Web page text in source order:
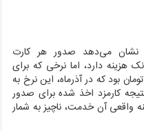
صورت گرفته در سال ۹۷ نشان می‌دهد صدور هر کارت
برای بانک هزینه دارد، اما نرخی که برای
بانکی تعیین شده بود ۲۳۰۰ تومان بود که در آذرماه، این نرخ به
کارمزد اخذ شده برای صدور
واقعی آن خدمت، ناچیز به شمار